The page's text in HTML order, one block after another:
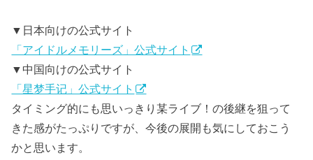
▼日本向けの公式サイト
「アイドルメモリーズ」公式サイト
▼中国向けの公式サイト
「星梦手记」公式サイト
タイミング的にも思いっきり某ライブ！の後継を狙って
きた感がたっぷりですが、今後の展開も気にしておこう
かと思います。